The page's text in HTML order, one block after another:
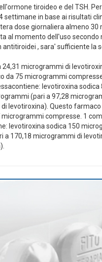
tiroideo e del TSH.
in base ai risultati
dose giornaliera almeno 30
al momento dell'uso
, sara' sufficiente
microgrammi di
75 microgrammi
levotiroxina
(pari a 97,28
levotiroxina). Questo
compresse. 1
levotiroxina sodica 150
170,18 microgrammi di